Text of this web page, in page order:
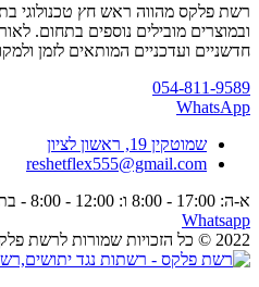
רשת פלקס מהווה ראש חץ טכנולוגי
ובמוצרים מובילים נוספים בתחום.
חדשניים ועדכניים המותאים לזמן
054-811-9589
WhatsApp
שמוטקין 19, ראשון לציון
reshetflex555@gmail.com
א-ה: 17:00 - 8:00 ו: 12:00 - 8:00 - בתאום מראש
Whatsapp
2022 © כל הזכויות שמורות לרשת פלקס טכנולוגיות מתקדמות בע"מ